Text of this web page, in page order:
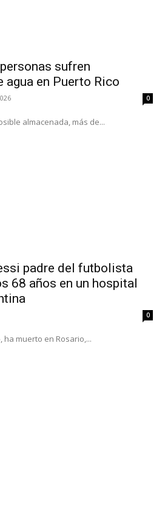
sufren
agua en Puerto Rico
0
almacenada, más de...
padre del futbolista
68 años en un hospital
0
ha muerto en Rosario,...